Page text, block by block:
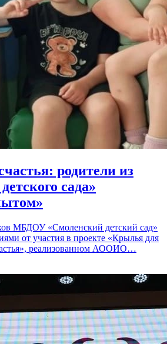
родители из
сада»
МБДОУ «Смоленский детский сад»
от участия в проекте «Крылья для
реализованном АООИО…